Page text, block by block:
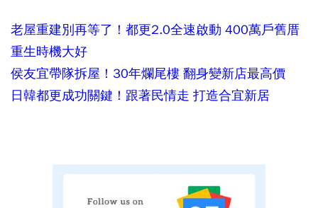
老屋重建別再等了！都更2.0全速啟動 400萬戶舊厝
重生時機大好
侯友宜帶隊拆屋！30年爛尾樓 翻身變新店最高價
日韓都更成功關鍵！跟著民情走 打造合宜新居